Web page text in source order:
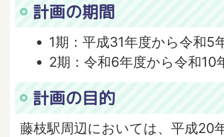
計画の期間
1期：平成31年度から令和5
2期：令和6年度から令和10
計画の目的
藤枝駅周辺においては、平成20